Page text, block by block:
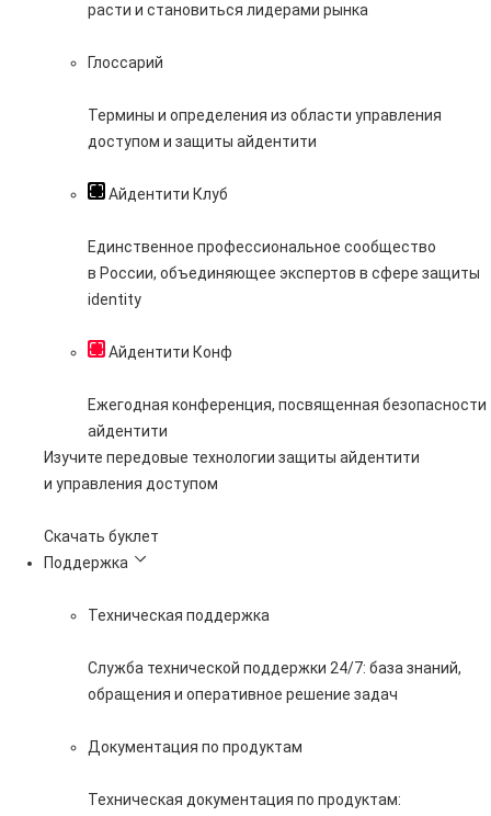
расти и становиться лидерами рынка
Глоссарий
Термины и определения из области управления
доступом и защиты айдентити
Айдентити Клуб
Единственное профессиональное сообщество
в России, объединяющее экспертов в сфере защиты
identity
Айдентити Конф
Ежегодная конференция, посвященная безопасности
айдентити
Изучите передовые технологии защиты айдентити
и управления доступом
Скачать буклет
Поддержка
Техническая поддержка
Служба технической поддержки 24/7: база знаний,
обращения и оперативное решение задач
Документация по продуктам
Техническая документация по продуктам: